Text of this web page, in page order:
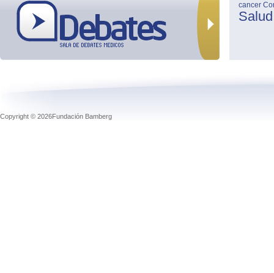
cancer
Salud
Copyright © 2026Fundación Bamberg